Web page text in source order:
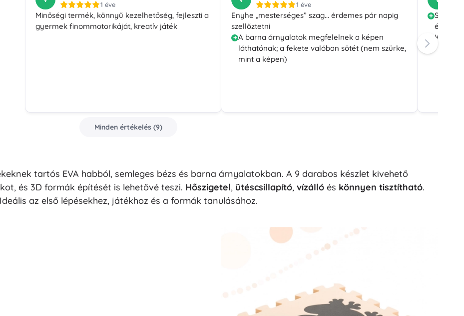
1 éve
Minőségi termék, könnyű kezelhetőség, fejleszti a
gyermek finommotorikáját, kreatív játék
1 éve
Enyhe „mesterséges” szag... érdemes pár napig
szellőztetni
A barna árnyalatok megfelelnek a képen
láthatónak; a fekete valóban sötét (nem szürke,
mint a képen)
Színek,
és nem
Kiváló
Minden értékelés (9)
tartós EVA habból, semleges bézs és barna árnyalatokban. A 9 darabos készlet kivehető
és 3D formák építését is lehetővé teszi. Hőszigetel, ütéscsillapító, vízállóés könnyen tisztítható.
Ideális az első lépésekhez, játékhoz és a formák tanulásához.